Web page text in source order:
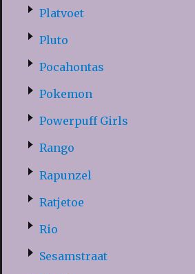
Platvoet
Pluto
Pocahontas
Pokemon
Powerpuff Girls
Rango
Rapunzel
Ratjetoe
Rio
Sesamstraat